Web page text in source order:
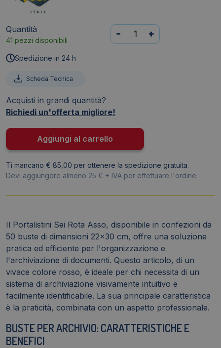
Quantità
41 pezzi disponibili
Portalistini
A4
Asso
22x30
cm
Rosso
quantità
- +
Spedizione in 24 h
Scheda Tecnica
Acquisti in grandi quantità?
Richiedi un'offerta migliore!
Aggiungi al carrello
Ti mancano € 85,00 per ottenere la spedizione gratuita.
Devi aggiungere almeno 25 € + IVA per effettuare l'ordine
Il Portalistini Sei Rota Asso, disponibile in confezioni da
50 buste di dimensioni 22x30 cm, offre una soluzione
pratica ed efficiente per l'organizzazione e
l'archiviazione di documenti. Questo articolo, di un
vivace colore rosso, è ideale per chi necessita di un
sistema di archiviazione visivamente intuitivo e
facilmente identificabile. La sua principale caratteristica
è la praticità, combinata con un aspetto professionale.
BUSTE PER ARCHIVIO: CARATTERISTICHE E
BENEFICI